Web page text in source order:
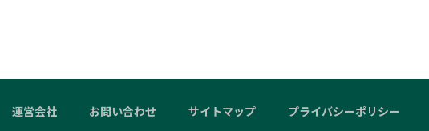
運営会社 お問い合わせ サイトマップ プライバシーポリシー